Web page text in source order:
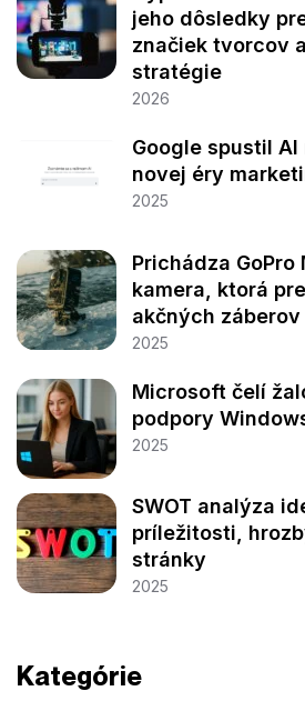
jeho dôsledky
značiek tvorcov
stratégie
2026
Google spustil
novej éry
2025
Prichádza GoPro
kamera, ktorá
akčných záberov
2025
Microsoft čelí
podpory
2025
SWOT analýza
príležitosti,
stránky
2025
Kategórie